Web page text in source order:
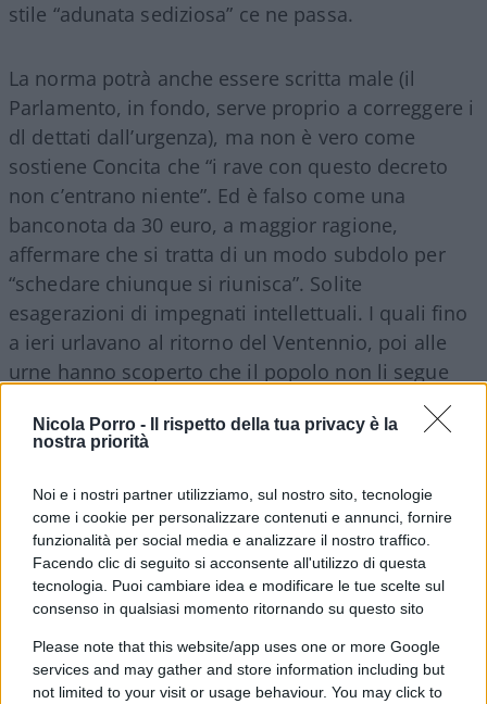
Nicola Porro -
Il rispetto della tua privacy è la
nostra priorità
Noi e i nostri partner utilizziamo, sul nostro sito, tecnologie
come i cookie per personalizzare contenuti e annunci, fornire
funzionalità per social media e analizzare il nostro traffico.
Facendo clic di seguito si acconsente all'utilizzo di questa
tecnologia. Puoi cambiare idea e modificare le tue scelte sul
consenso in qualsiasi momento ritornando su questo sito
Please note that this website/app uses one or more Google
services and may gather and store information including but
not limited to your visit or usage behaviour. You may click to
stile “adunata sediziosa” ce ne passa.
La norma potrà anche essere scritta male (il
Parlamento, in fondo, serve proprio a correggere i
dl dettati dall’urgenza), ma non è vero come
sostiene Concita che “i rave con questo decreto
non c’entrano niente”. Ed è falso come una
banconota da 30 euro, a maggior ragione,
affermare che si tratta di un modo subdolo per
“schedare chiunque si riunisca”. Solite
esagerazioni di impegnati intellettuali. I quali fino
a ieri urlavano al ritorno del Ventennio, poi alle
urne hanno scoperto che il popolo non li segue
eppure insistono per non ammettere di aver preso
un granchio. Ossessione. Non può essere
altrimenti. Sennò cos’altro può spingerti a pensare
che la norma possa colpire purei festeggiamenti
tra amici? Scrive Concita: “Il provvedimento” mira
a “sorvegliare” e “reprimere” persino “feste private,
se stiamo alla lettera del testo: persino un addio
al nubilato a casa di amici se per dire un vicino
ravvisa pericolo per la salute o per l’ordine e
l’incolumità”. Sciocchezze.